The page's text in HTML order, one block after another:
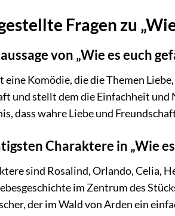
Fragen zu
von „Wie es euch
eine Komödie, die die Themen
und stellt dem die Einfachheit und
dass wahre Liebe und
Charaktere in „Wie
sind Rosalind, Orlando, Celia,
im Zentrum des
der im Wald von Arden ein